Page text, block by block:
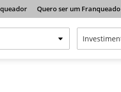
Quero ser um Franqueado